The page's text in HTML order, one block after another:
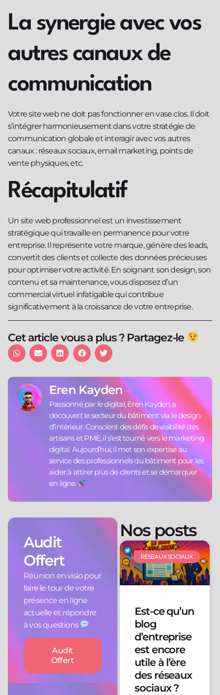
La synergie avec vos
autres canaux de
communication
Votre site web ne doit pas fonctionner en vase clos. Il doit
s’intégrer harmonieusement dans votre stratégie de
communication globale et interagir avec vos autres
canaux : réseaux sociaux, email marketing, points de
vente physiques, etc.
Récapitulatif
Un site web professionnel est un investissement
stratégique qui travaille en permanence pour votre
entreprise. Il représente votre marque, génère des leads,
convertit des clients et collecte des données précieuses
pour optimiser votre activité. En soignant son design, son
contenu et sa maintenance, vous disposez d’un
commercial virtuel infatigable qui contribue
significativement à la croissance de votre entreprise.
Cet article vous a plus ? Partagez-le
Eren Kayden
Passionné par le digital, Eren Kayden a
découvert le secteur du bâtiment via le design
d’intérieur. Conscient des défis de visibilité des
artisans et PME, il s'est tourné vers le marketing
digital. Aujourd’hui, il met son expertise au
service des professionnels du bâtiment pour les
aider à attirer plus de clients et se démarquer
en ligne.
Audit
Offert
Réunion en visio pour
faire le tour de votre
présence en ligne
actuelle et répondre
à vos questions
Audit
Offert
Nos posts
RÉSEAUX SOCIAUX
Est-ce qu’un
blog
d’entreprise
est encore
utile à l’ère
des réseaux
sociaux ?